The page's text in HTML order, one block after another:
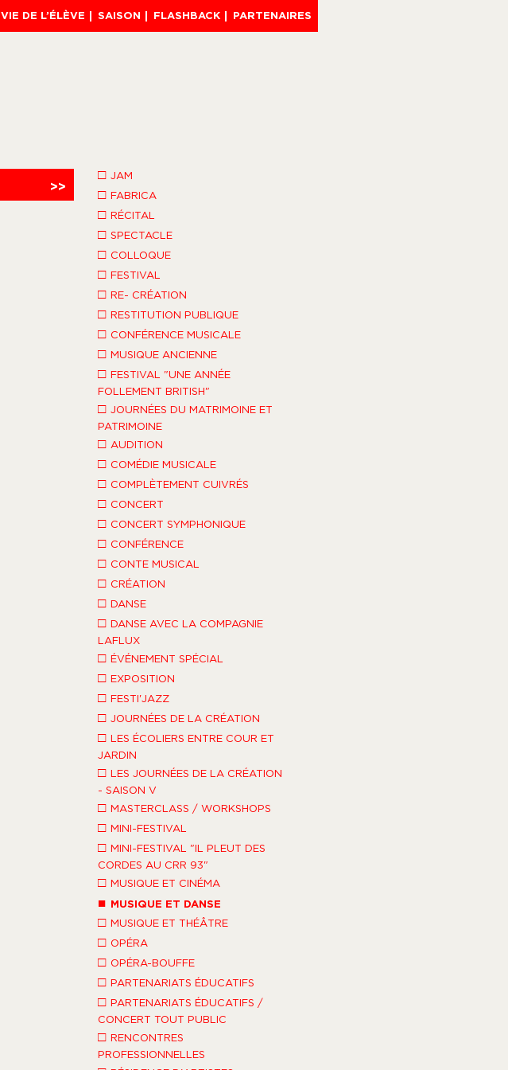
VIE DE L’ÉLÈVE SAISON FLASHBACK PARTENAIRES
>>
□ JAM
□ FABRICA
□ RÉCITAL
□ SPECTACLE
□ COLLOQUE
□ FESTIVAL
□ RE- CRÉATION
□ RESTITUTION PUBLIQUE
□ CONFÉRENCE MUSICALE
□ MUSIQUE ANCIENNE
□ FESTIVAL "UNE ANNÉE
FOLLEMENT BRITISH"
□ JOURNÉES DU MATRIMOINE ET
PATRIMOINE
□ AUDITION
□ COMÉDIE MUSICALE
□ COMPLÈTEMENT CUIVRÉS
□ CONCERT
□ CONCERT SYMPHONIQUE
□ CONFÉRENCE
□ CONTE MUSICAL
□ CRÉATION
□ DANSE
□ DANSE AVEC LA COMPAGNIE
LAFLUX
□ ÉVÉNEMENT SPÉCIAL
□ EXPOSITION
□ FESTI'JAZZ
□ JOURNÉES DE LA CRÉATION
□ LES ÉCOLIERS ENTRE COUR ET
JARDIN
□ LES JOURNÉES DE LA CRÉATION
- SAISON V
□ MASTERCLASS / WORKSHOPS
□ MINI-FESTIVAL
□ MINI-FESTIVAL "IL PLEUT DES
CORDES AU CRR 93"
□ MUSIQUE ET CINÉMA
■ MUSIQUE ET DANSE
□ MUSIQUE ET THÉÂTRE
□ OPÉRA
□ OPÉRA-BOUFFE
□ PARTENARIATS ÉDUCATIFS
□ PARTENARIATS ÉDUCATIFS /
CONCERT TOUT PUBLIC
□ RENCONTRES
PROFESSIONNELLES